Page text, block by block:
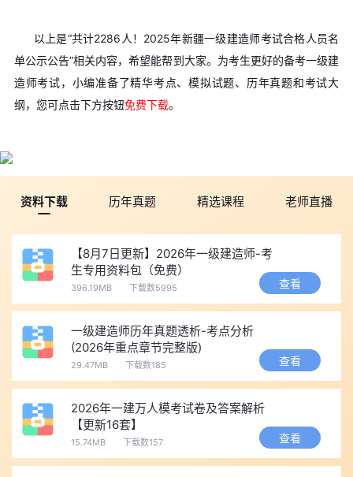
以上是“共计2286人！2025年新疆一级建造师考试合格人员名
单公示公告”相关内容，希望能帮到大家。 为考生更好的备考一级建
造师考试，小编准备了精华考点、模拟试题、历年真题和考试大
纲，您可点击下方按钮免费下载。
资料下载 历年真题 精选课程 老师直播
【8月7日更新】2026年一级建造师-考
生专用资料包（免费）
396.19MB 下载数5995 查看
一级建造师历年真题透析-考点分析
(2026年重点章节完整版)
29.47MB 下载数185 查看
2026年一建万人模考试卷及答案解析
【更新16套】
15.74MB 下载数157 查看